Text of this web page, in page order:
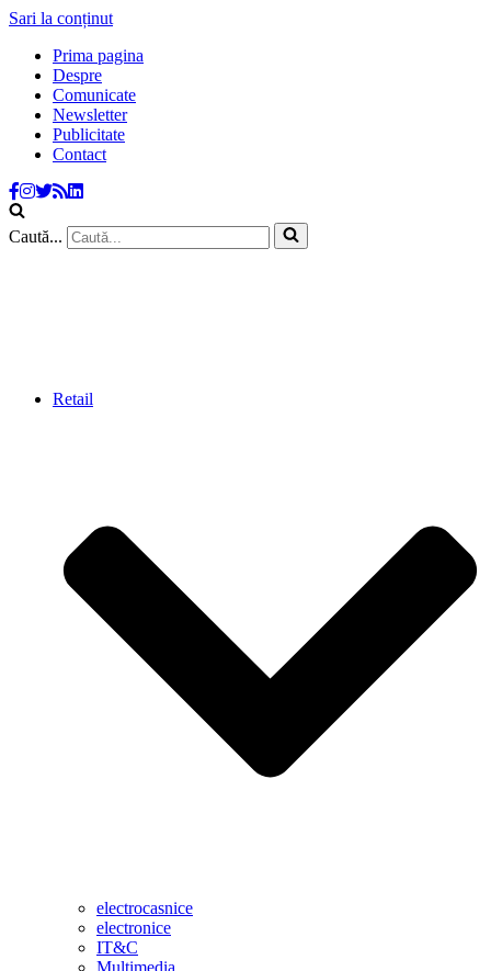
Sari la conținut
Prima pagina
Despre
Comunicate
Newsletter
Publicitate
Contact
Caută...
Retail
electrocasnice
electronice
IT&C